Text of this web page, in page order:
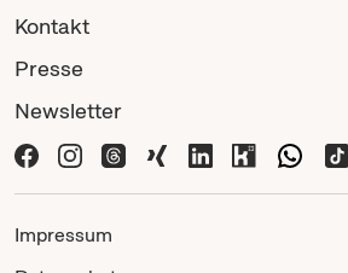
Kontakt
Presse
Newsletter
Impressum